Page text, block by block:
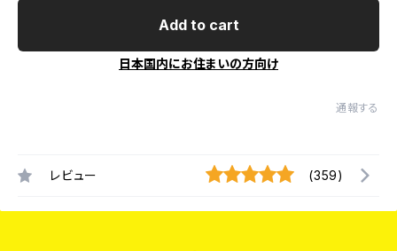
Add to cart
日本国内にお住まいの方向け
通報する
レビュー (359)